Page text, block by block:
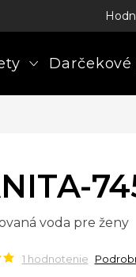
voda pre ženy
1 hodnotenie